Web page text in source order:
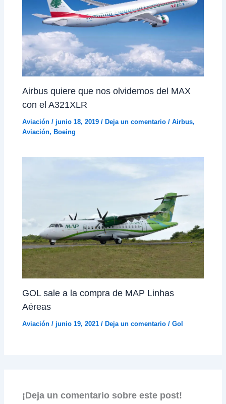
Airbus quiere que nos olvidemos del MAX
con el A321XLR
Aviación / junio 18, 2019/Deja un comentario /Airbus,
Aviación,Boeing
GOL sale a la compra de MAP Linhas
Aéreas
Aviación / junio 19, 2021/Deja un comentario /Gol
¡Deja un comentario sobre este post!